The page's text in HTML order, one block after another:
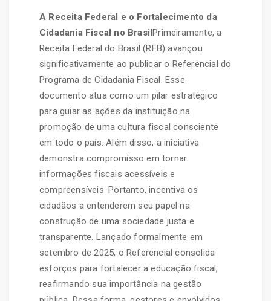
A Receita Federal e o Fortalecimento da
Cidadania Fiscal no BrasilPrimeiramente, a
Receita Federal do Brasil (RFB) avançou
significativamente ao publicar o Referencial do
Programa de Cidadania Fiscal. Esse
documento atua como um pilar estratégico
para guiar as ações da instituição na
promoção de uma cultura fiscal consciente
em todo o país. Além disso, a iniciativa
demonstra compromisso em tornar
informações fiscais acessíveis e
compreensíveis. Portanto, incentiva os
cidadãos a entenderem seu papel na
construção de uma sociedade justa e
transparente. Lançado formalmente em
setembro de 2025, o Referencial consolida
esforços para fortalecer a educação fiscal,
reafirmando sua importância na gestão